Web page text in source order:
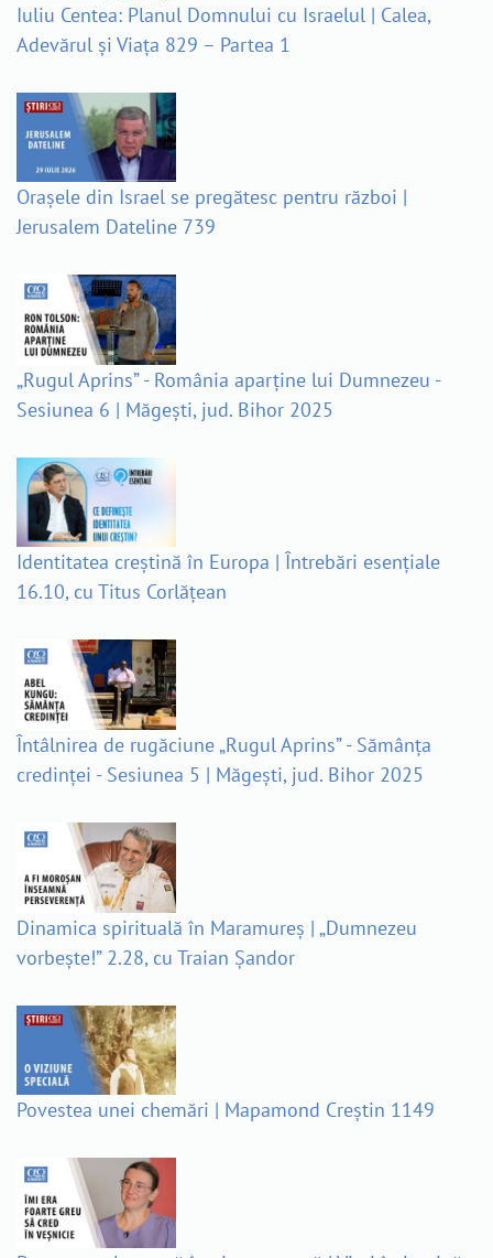
Iuliu Centea: Planul Domnului cu Israelul | Calea,
Adevărul și Viața 829 – Partea 1
Orașele din Israel se pregătesc pentru război |
Jerusalem Dateline 739
„Rugul Aprins” - România aparține lui Dumnezeu -
Sesiunea 6 | Măgești, jud. Bihor 2025
Identitatea creștină în Europa | Întrebări esențiale
16.10, cu Titus Corlățean
Întâlnirea de rugăciune „Rugul Aprins” - Sămânța
credinței - Sesiunea 5 | Măgești, jud. Bihor 2025
Dinamica spirituală în Maramureș | „Dumnezeu
vorbește!” 2.28, cu Traian Șandor
Povestea unei chemări | Mapamond Creștin 1149